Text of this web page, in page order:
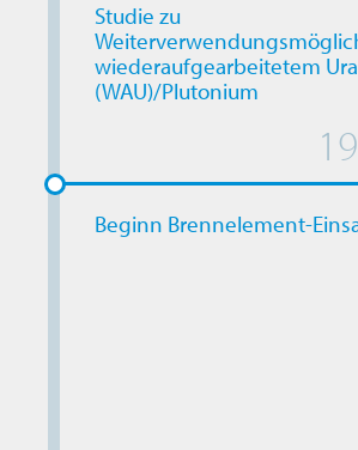
Studie zu
wiederaufgearbeitetem
(WAU)/Plutonium
Beginn Brennelement-